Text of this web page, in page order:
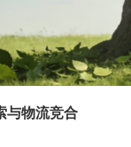
与物流竞合